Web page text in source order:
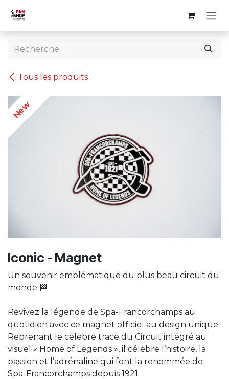
Tous les produits
New
Iconic - Magnet
Un souvenir emblématique du plus beau circuit du
monde 🏁
Revivez la légende de Spa-Francorchamps au
quotidien avec ce magnet officiel au design unique.
Reprenant le célèbre tracé du Circuit intégré au
visuel « Home of Legends », il célèbre l’histoire, la
passion et l’adrénaline qui font la renommée de
Spa-Francorchamps depuis 1921.